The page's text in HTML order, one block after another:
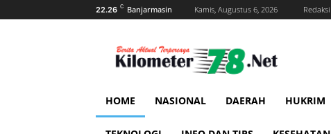
22.26 C Banjarmasin Kamis, Augustus 6, 2026 Redaksi
HOME NASIONAL DAERAH HUKRIM